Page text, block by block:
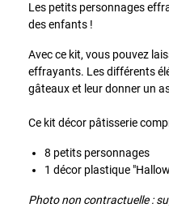
Les petits personnages
des enfants !
Avec ce kit, vous pouvez
effrayants. Les différents
gâteaux et leur donner un
Ce kit décor pâtisserie
8 petits personnages
1 décor plastique
Photo non contractuelle :